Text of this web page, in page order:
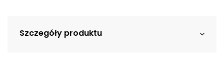
Szczegóły produktu